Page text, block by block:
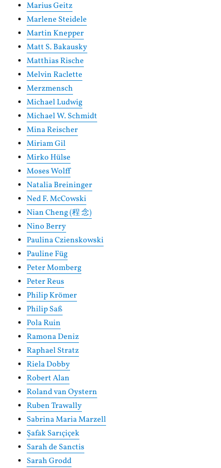
Marius Geitz
Marlene Steidele
Martin Knepper
Matt S. Bakausky
Matthias Rische
Melvin Raclette
Merzmensch
Michael Ludwig
Michael W. Schmidt
Mina Reischer
Miriam Gil
Mirko Hülse
Moses Wolff
Natalia Breininger
Ned F. McCowski
Nian Cheng (程 念)
Nino Berry
Paulina Czienskowski
Pauline Füg
Peter Momberg
Peter Reus
Philip Krömer
Philip Saß
Pola Ruin
Ramona Deniz
Raphael Stratz
Riela Dobby
Robert Alan
Roland van Oystern
Ruben Trawally
Sabrina Maria Marzell
Şafak Sarıçiçek
Sarah de Sanctis
Sarah Grodd